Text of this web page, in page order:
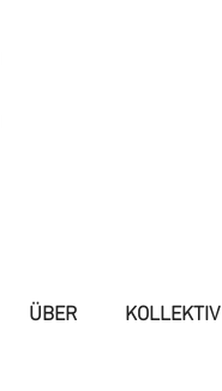
ÜBER KOLLEKTIV